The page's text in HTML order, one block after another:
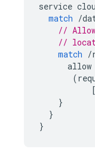
service
match /
//
//
match /
allow
(
[
}
}
}